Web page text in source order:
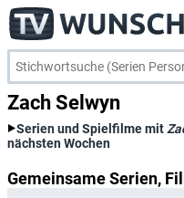
Zach Selwyn
Serien und Spielfilme mit
nächsten Wochen
Gemeinsame Serien,